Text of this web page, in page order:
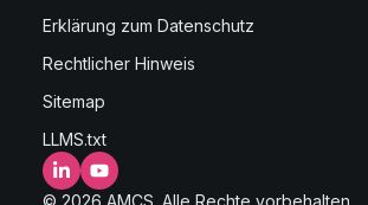
Erklärung zum Datenschutz
Rechtlicher Hinweis
Sitemap
LLMS.txt
LinkedInYouTube
© 2026 AMCS. Alle Rechte vorbehalten.